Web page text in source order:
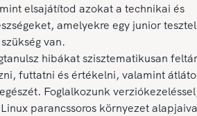
elsajátítod azokat a technikai és
amelyekre egy junior
van.
hibákat szisztematikusan
futtatni és értékelni, valamint
Foglalkozunk
parancssoros környezet